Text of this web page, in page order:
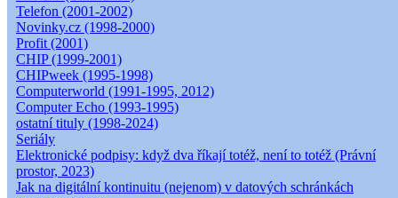
Telefon (2001-2002)
Novinky.cz (1998-2000)
Profit (2001)
CHIP (1999-2001)
CHIPweek (1995-1998)
Computerworld (1991-1995, 2012)
Computer Echo (1993-1995)
ostatní tituly (1998-2024)
Seriály
Elektronické podpisy: když dva říkají totéž, není to totéž (Právní
prostor, 2023)
Jak na digitální kontinuitu (nejenom) v datových schránkách